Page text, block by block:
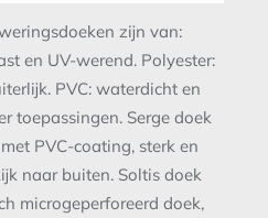
zijn van:
en UV-werend. Polyester:
PVC: waterdicht en
toepassingen. Serge doek
PVC-coating, sterk en
naar buiten. Soltis doek
microgeperforeerd doek,